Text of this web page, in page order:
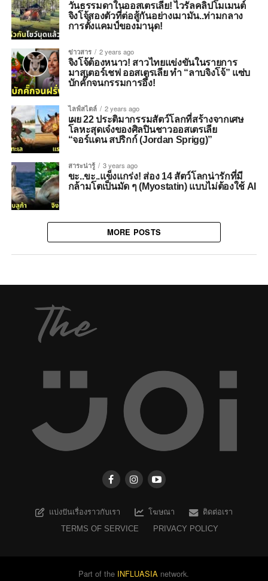
วันธรรมดาในออสเตรเลีย! ไวรัลคลิปโมเมนต์
จิงโจ้สองตัวที่ต่อสู้กันอย่างเมามัน..ท่ามกลาง
การตั้งแคมป์ของมานุด!
ข่าวสาร 2 years ago
จิงโจ้ต้องหนาว! สาวไทยแข่งขันในรายการ
มาสเตอร์เชฟ ออสเตรเลีย ทำ “ลาบจิงโจ้” แซ่บ
บักคั๊กจนกรรมการอึ้ง!
ไลฟ์สไตล์ 2 years ago
เผย 22 ประติมากรรมสัตว์โลกที่สร้างจากเศษ
โลหะสุดเจ๋งของศิลปินชาวออสเตรเลีย
“จอร์แดน สปริกก์ (Jordan Sprigg)”
สาระน่ารู้ 3 years ago
ขะ..ขะ..แข็งแกร่ง! ส่อง 14 สัตว์โลกน่ารักที่มี
กล้ามโตเป็นมัด ๆ (Myostatin) แบบไม่ต้องใช้ AI
MORE POSTS
แบ่งปันเรื่องราวกับเรา โฆษณา
ติดต่อเรา
TERMS OF SERVICE
PRIVACY POLICY
Part of the INFLUASIA network.